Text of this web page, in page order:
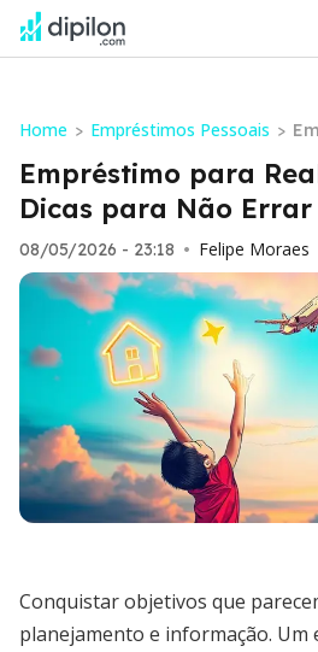
Home > Empréstimos Pessoais >
r
Empréstimo para
Dicas para Não Errar
08/05/2026 - 23:18 • Felipe Moraes
Conquistar objetivos que
planejamento e informação. Um